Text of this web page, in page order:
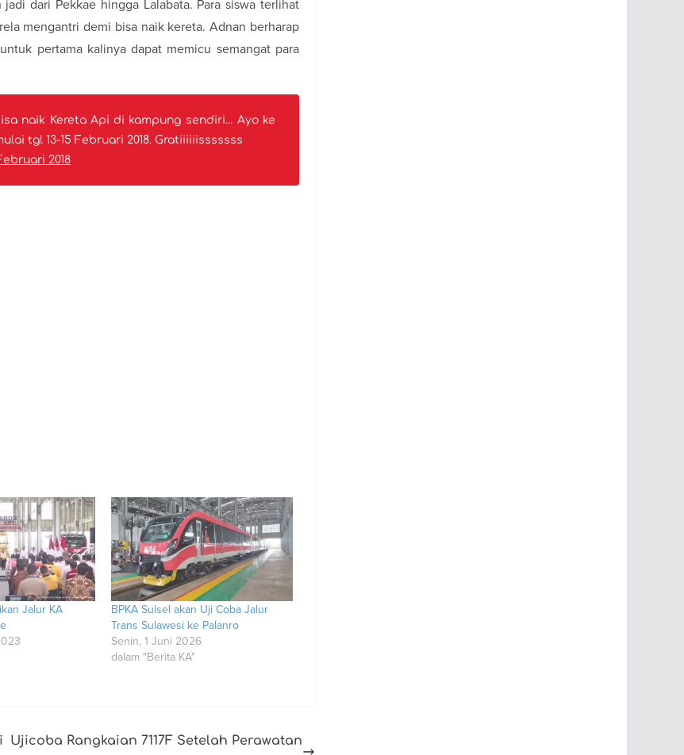
dari Pekkae hingga Lalabata. Para siswa terlihat
mengantri demi bisa naik kereta. Adnan berharap
pertama kalinya dapat memicu semangat para
naik Kereta Api di kampung sendiri… Ayo ke
tgl 13-15 Februari 2018. Gratiiiiiisssssss
2018
Jalur KA
BPKA Sulsel akan Uji Coba Jalur
Trans Sulawesi ke Palanro
Senin, 1 Juni 2026
dalam "Berita KA"
Ujicoba Rangkaian 7117F Setelah Perawatan